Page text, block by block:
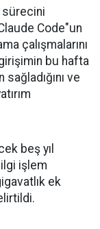
sürecini
Code"un
çalışmalarını
girişimin bu hafta
ve
beş yıl
işlem
ek